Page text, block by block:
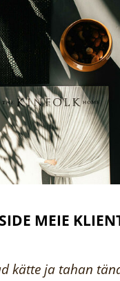
MEIE
kätte ja tahan